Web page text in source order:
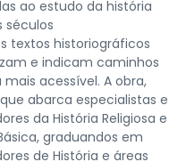
ao estudo da história
séculos
textos historiográficos
e indicam caminhos
acessível. A obra,
abarca especialistas e
da História Religiosa e
graduandos em
de História e áreas